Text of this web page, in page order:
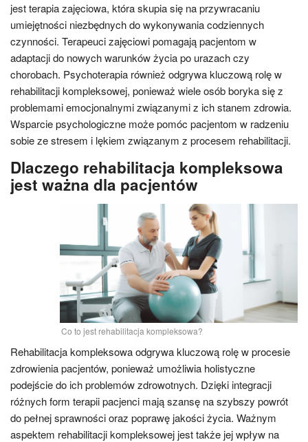
jest terapia zajęciowa, która skupia się na przywracaniu
umiejętności niezbędnych do wykonywania codziennych
czynności. Terapeuci zajęciowi pomagają pacjentom w
adaptacji do nowych warunków życia po urazach czy
chorobach. Psychoterapia również odgrywa kluczową rolę w
rehabilitacji kompleksowej, ponieważ wiele osób boryka się z
problemami emocjonalnymi związanymi z ich stanem zdrowia.
Wsparcie psychologiczne może pomóc pacjentom w radzeniu
sobie ze stresem i lękiem związanym z procesem rehabilitacji.
Dlaczego rehabilitacja kompleksowa
jest ważna dla pacjentów
Co to jest rehabilitacja kompleksowa?
Rehabilitacja kompleksowa odgrywa kluczową rolę w procesie
zdrowienia pacjentów, ponieważ umożliwia holistyczne
podejście do ich problemów zdrowotnych. Dzięki integracji
różnych form terapii pacjenci mają szansę na szybszy powrót
do pełnej sprawności oraz poprawę jakości życia. Ważnym
aspektem rehabilitacji kompleksowej jest także jej wpływ na